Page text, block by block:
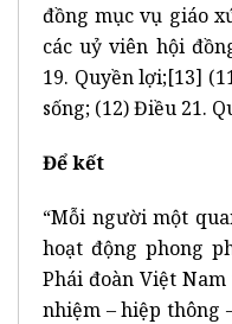
đồng mục vụ giáo
các uỷ viên hội
19. Quyền lợi;[13]
sống; (12) Điều 21.
Để kết
“Mỗi người một
hoạt động phong
Phái đoàn Việt
nhiệm – hiệp thông